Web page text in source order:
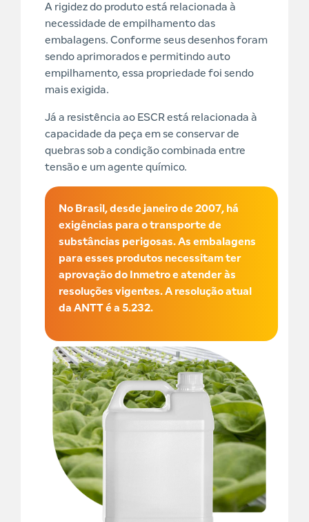
A rigidez do produto está relacionada à
necessidade de empilhamento das
embalagens. Conforme seus desenhos foram
sendo aprimorados e permitindo auto
empilhamento, essa propriedade foi sendo
mais exigida.
Já a resistência ao ESCR está relacionada à
capacidade da peça em se conservar de
quebras sob a condição combinada entre
tensão e um agente químico.
No Brasil, desde janeiro de 2007, há
exigências para o transporte de
substâncias perigosas. As embalagens
para esses produtos necessitam ter
aprovação do Inmetro e atender às
resoluções vigentes. A resolução atual
da ANTT é a 5.232.